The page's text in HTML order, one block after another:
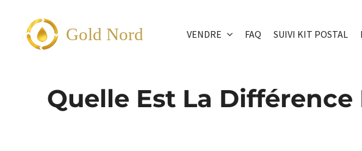
contenu
Gold Nord VENDRE FAQ SUIVI KIT POSTAL
Quelle Est La